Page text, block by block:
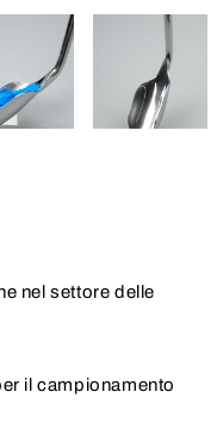
nel settore delle
il campionamento